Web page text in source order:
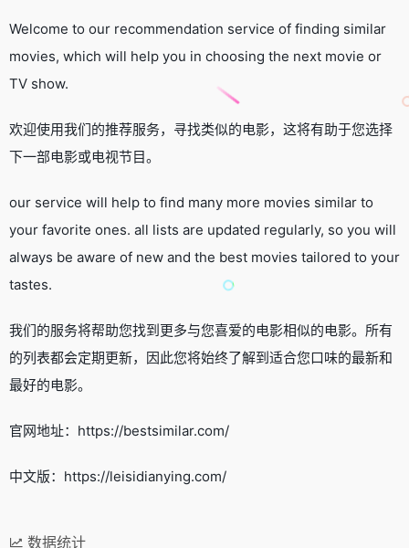
Welcome to our recommendation service of finding similar
movies, which will help you in choosing the next movie or
TV show.
欢迎使用我们的推荐服务，寻找类似的电影，这将有助于您选择
下一部电影或电视节目。
our service will help to find many more movies similar to
your favorite ones. all lists are updated regularly, so you will
always be aware of new and the best movies tailored to your
tastes.
我们的服务将帮助您找到更多与您喜爱的电影相似的电影。所有
的列表都会定期更新，因此您将始终了解到适合您口味的最新和
最好的电影。
官网地址：https://bestsimilar.com/
中文版：https://leisidianying.com/
数据统计